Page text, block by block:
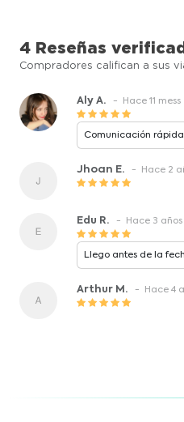
4 Reseñas
Compradores califican a sus
Aly A. - Hace 11 mess
Comunicación
del producto 10/10
Jhoan E. - Hace 2
Edu R. - Hace 3 años
Llego antes de la
producto 100%
Arthur M. - Hace 4